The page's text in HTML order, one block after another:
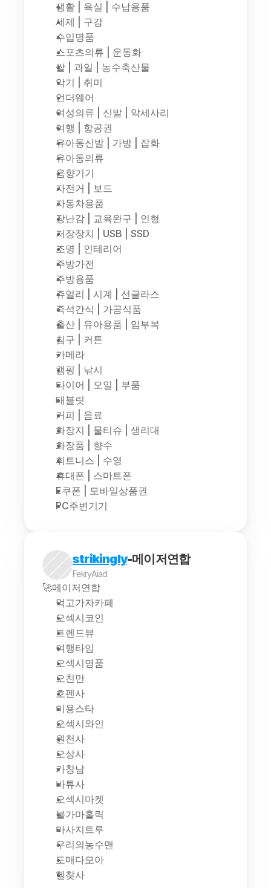
생활 | 욕실 | 수납용품
세제 | 구강
수입명품
스포츠의류 | 운동화
쌀 | 과일 | 농수축산물
악기 | 취미
언더웨어
여성의류 | 신발 | 악세사리
여행 | 항공권
유아동신발 | 가방 | 잡화
유아동의류
음향기기
자전거 | 보드
자동차용품
장난감 | 교육완구 | 인형
저장장치 | USB | SSD
조명 | 인테리어
주방가전
주방용품
쥬얼리 | 시계 | 선글라스
즉석간식 | 가공식품
출산 | 유아용품 | 임부복
침구 | 커튼
카메라
캠핑 | 낚시
타이어 | 오일 | 부품
태블릿
커피 | 음료
화장지 | 물티슈 | 생리대
화장품 | 향수
휘트니스 | 수영
휴대폰 | 스마트폰
E쿠폰 | 모바일상품권
PC주변기기
strikingly-메이저연합
FekryAiad
🚀메이저연합
먹고가자카페
오섹시코인
트렌드뷰
여행타임
오섹시명품
오친만
호펜사
미용스타
오섹시와인
원천사
오상사
카창남
바튜사
오섹시마켓
불가마홀릭
마사지트루
우리의농수맨
도매다모아
헬찾사